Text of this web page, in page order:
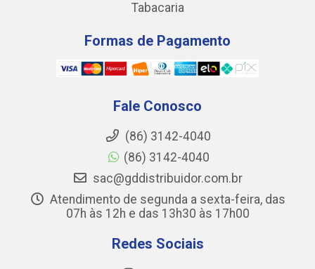
Tabacaria
Formas de Pagamento
Fale Conosco
(86) 3142-4040
(86) 3142-4040
sac@gddistribuidor.com.br
Atendimento de segunda a sexta-feira, das
07h às 12h e das 13h30 às 17h00
Redes Sociais